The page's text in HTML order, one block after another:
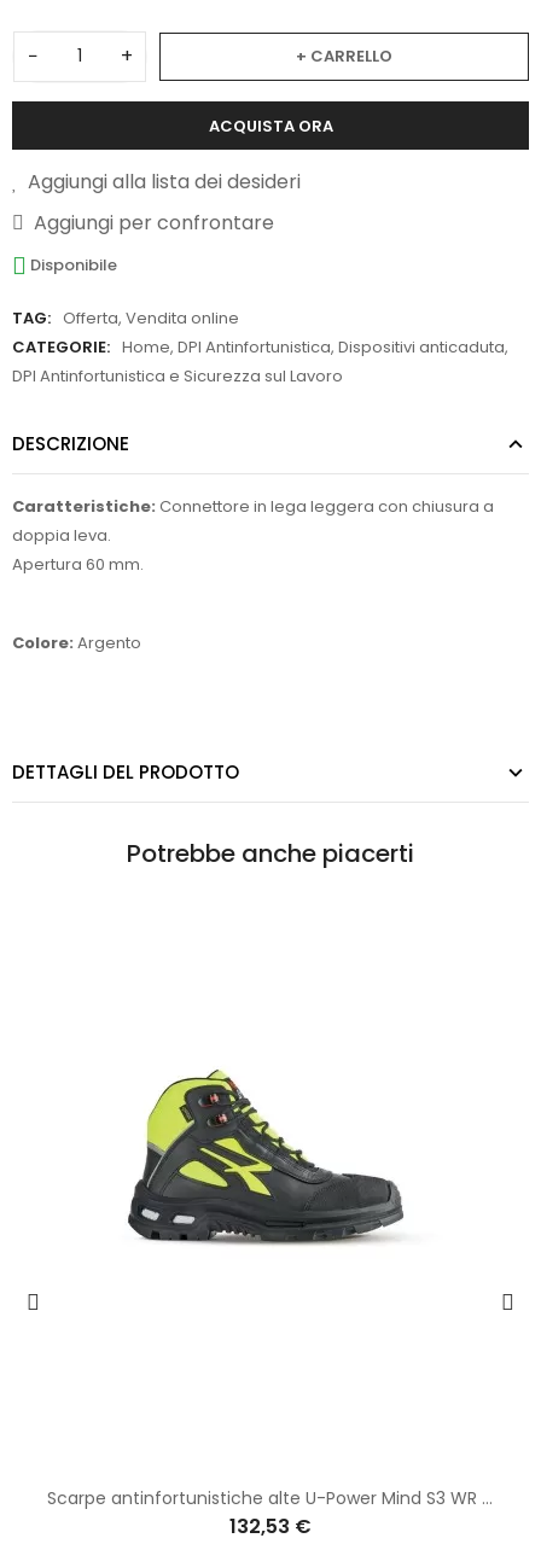
− + + CARRELLO
ACQUISTA ORA
Aggiungi alla lista dei desideri
Aggiungi per confrontare
Disponibile
TAG: Offerta, Vendita online
CATEGORIE: Home, DPI Antinfortunistica, Dispositivi anticaduta,
DPI Antinfortunistica e Sicurezza sul Lavoro
DESCRIZIONE
Caratteristiche: Connettore in lega leggera con chiusura a
doppia leva.
Apertura 60 mm.
Colore: Argento
DETTAGLI DEL PRODOTTO
Potrebbe anche piacerti
Scarpe antinfortunistiche alte U-Power Mind S3 WR CI RS SRC HI RL1E114
132,53 €